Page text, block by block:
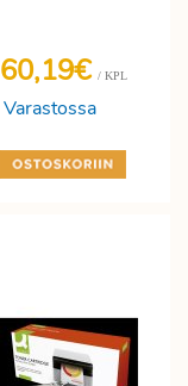
Varastossa
60,19€ / KPL